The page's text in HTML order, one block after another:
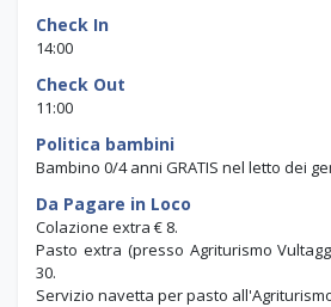
Check In
14:00
Check Out
11:00
Politica bambini
Bambino 0/4 anni GRATIS nel letto dei
Da Pagare in Loco
Colazione extra € 8.
Pasto extra (presso Agriturismo
30.
Servizio navetta per pasto